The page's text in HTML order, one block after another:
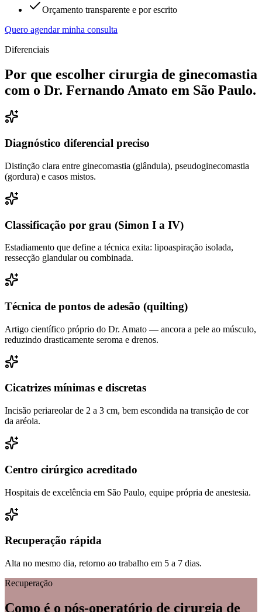
Orçamento transparente e por escrito
Quero agendar minha consulta
Diferenciais
Por que escolher cirurgia de ginecomastia
com o Dr. Fernando Amato em São Paulo.
Diagnóstico diferencial preciso
Distinção clara entre ginecomastia (glândula), pseudoginecomastia
(gordura) e casos mistos.
Classificação por grau (Simon I a IV)
Estadiamento que define a técnica exita: lipoaspiração isolada,
ressecção glandular ou combinada.
Técnica de pontos de adesão (quilting)
Artigo científico próprio do Dr. Amato — ancora a pele ao músculo,
reduzindo drasticamente seroma e drenos.
Cicatrizes mínimas e discretas
Incisão periareolar de 2 a 3 cm, bem escondida na transição de cor
da aréola.
Centro cirúrgico acreditado
Hospitais de excelência em São Paulo, equipe própria de anestesia.
Recuperação rápida
Alta no mesmo dia, retorno ao trabalho em 5 a 7 dias.
Recuperação
Como é o pós-operatório de cirurgia de